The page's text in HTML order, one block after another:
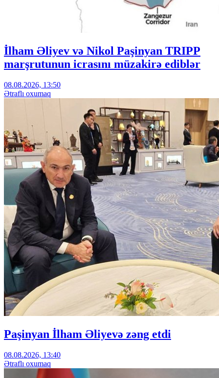
İlham Əliyev və Nikol Paşinyan TRIPP
marşrutunun icrasını müzakirə ediblər
08.08.2026, 13:50
Ətraflı oxumaq
Paşinyan İlham Əliyevə zəng etdi
08.08.2026, 13:40
Ətraflı oxumaq